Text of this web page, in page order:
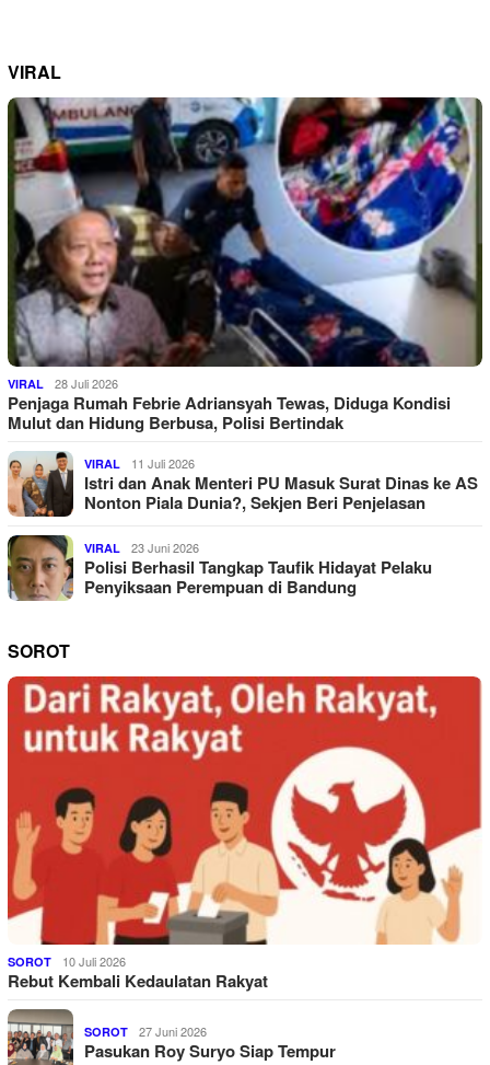
VIRAL
VIRAL 28 Juli 2026
Penjaga Rumah Febrie Adriansyah Tewas, Diduga Kondisi
Mulut dan Hidung Berbusa, Polisi Bertindak
VIRAL 11 Juli 2026
Istri dan Anak Menteri PU Masuk Surat Dinas ke AS
Nonton Piala Dunia?, Sekjen Beri Penjelasan
VIRAL 23 Juni 2026
Polisi Berhasil Tangkap Taufik Hidayat Pelaku
Penyiksaan Perempuan di Bandung
SOROT
SOROT 10 Juli 2026
Rebut Kembali Kedaulatan Rakyat
SOROT 27 Juni 2026
Pasukan Roy Suryo Siap Tempur